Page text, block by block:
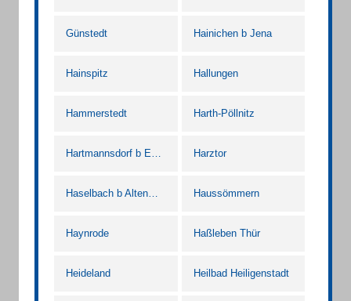
Günstedt Hainichen b Jena
Hainspitz Hallungen
Hammerstedt Harth-Pöllnitz
Hartmannsdorf b Eisenberg Thür Harztor
Haselbach b Altenburg Thür Haussömmern
Haynrode Haßleben Thür
Heideland Heilbad Heiligenstadt